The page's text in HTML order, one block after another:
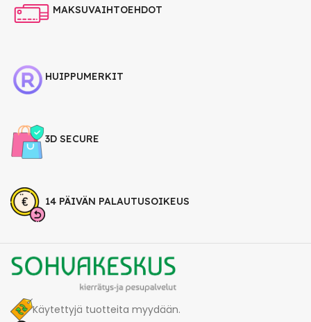
MAKSUVAIHTOEHDOT
HUIPPUMERKIT
3D SECURE
14 PÄIVÄN PALAUTUSOIKEUS
Käytettyjä tuotteita myydään.